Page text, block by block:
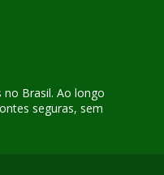
Brasil. Ao longo
seguras, sem